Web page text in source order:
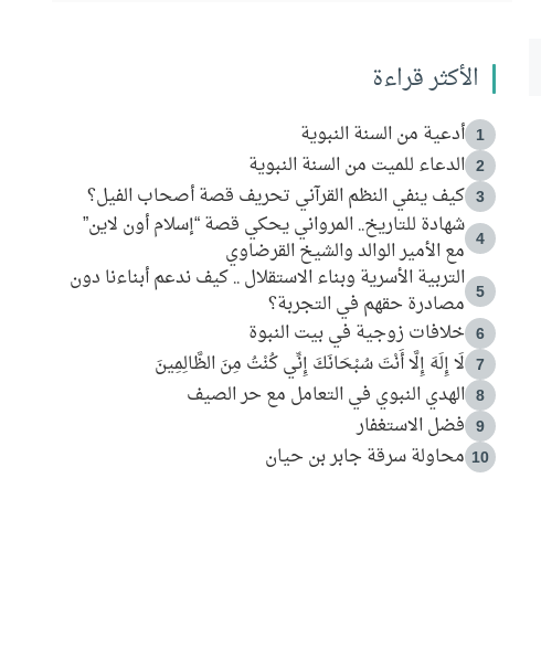
الأكثر قراءة
1 أدعية من السنة النبوية
2 الدعاء للميت من السنة النبوية
3 كيف ينفي النظم القرآني تحريف قصة أصحاب الفيل؟
4
شهادة للتاريخ.. المرواني يحكي قصة “إسلام أون لاين”
مع الأمير الوالد والشيخ القرضاوي
5
التربية الأسرية وبناء الاستقلال .. كيف ندعم أبناءنا دون
مصادرة حقهم في التجربة؟
6 خلافات زوجية في بيت النبوة
7 لَا إِلَهَ إِلَّا أَنْتَ سُبْحَانَكَ إِنِّي كُنْتُ مِنَ الظَّالِمِينَ
8 الهدي النبوي في التعامل مع حر الصيف
9 فضل الاستغفار
10 محاولة سرقة جابر بن حيان